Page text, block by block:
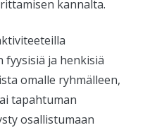
kannalta.
ja henkisiä
omalle ryhmälleen,
tapahtuman
osallistumaan